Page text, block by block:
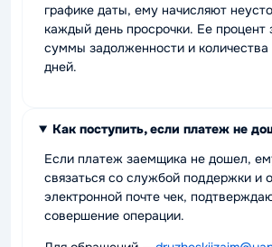
графике даты, ему начисляют
каждый день просрочки. Ее процент
суммы задолженности и количества
дней.
Как поступить, если платеж не
Если платеж заемщика не дошел,
связаться со службой поддержки и
электронной почте чек,
совершение операции.